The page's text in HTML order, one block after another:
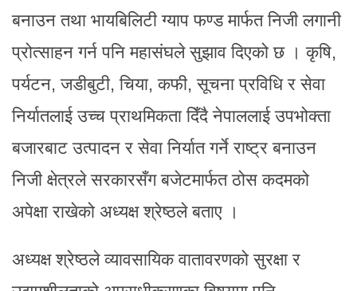
बनाउन तथा भायबिलिटी ग्याप फण्ड मार्फत निजी लगानी
प्रोत्साहन गर्न पनि महासंघले सुझाव दिएको छ । कृषि,
पर्यटन, जडीबुटी, चिया, कफी, सूचना प्रविधि र सेवा
निर्यातलाई उच्च प्राथमिकता दिँदै नेपाललाई उपभोक्ता
बजारबाट उत्पादन र सेवा निर्यात गर्ने राष्ट्र बनाउन
निजी क्षेत्रले सरकारसँग बजेटमार्फत ठोस कदमको
अपेक्षा राखेको अध्यक्ष श्रेष्ठले बताए ।
अध्यक्ष श्रेष्ठले व्यावसायिक वातावरणको सुरक्षा र